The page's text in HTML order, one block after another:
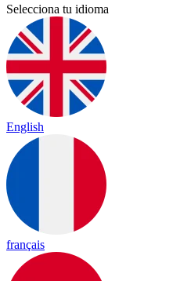
Selecciona tu idioma
English
français